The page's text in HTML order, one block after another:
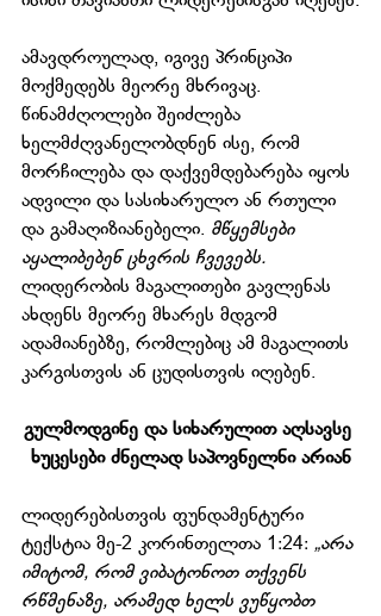
ამავდროულად, იგივე პრინციპი
მოქმედებს მეორე მხრივაც.
წინამძღოლები შეიძლება
ხელმძღვანელობდნენ ისე, რომ
მორჩილება და დაქვემდებარება იყოს
ადვილი და სასიხარულო ან რთული
და გამაღიზიანებელი. მწყემსები
აყალიბებენ ცხვრის ჩვევებს.
ლიდერობის მაგალითები გავლენას
ახდენს მეორე მხარეს მდგომ
ადამიანებზე, რომლებიც ამ მაგალითს
კარგისთვის ან ცუდისთვის იღებენ.
გულმოდგინე და სიხარულით აღსავსე
ხუცესები ძნელად საპოვნელნი არიან
ლიდერებისთვის ფუნდამენტური
ტექსტია მე-2 კორინთელთა 1:24: „არა
იმიტომ, რომ ვიბატონოთ თქვენს
რწმენაზე, არამედ ხელს ვუწყობთ